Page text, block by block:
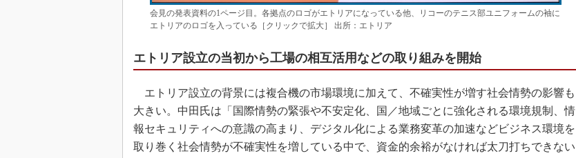
会見の発表資料の1ページ目。各拠点のロゴがエトリアになっている他、リコーのテニス部ユニフォームの袖に
エトリアのロゴを入っている［クリックで拡大］ 出所：エトリア
エトリア設立の当初から工場の相互活用などの取り組みを開始
エトリア設立の背景には複合機の市場環境に加えて、不確実性が増す社会情勢の影響も
大きい。中田氏は「国際情勢の緊張や不安定化、国／地域ごとに強化される環境規制、情
報セキュリティへの意識の高まり、デジタル化による業務変革の加速などビジネス環境を
取り巻く社会情勢が不確実性を増している中で、資金的余裕がなければ太刀打ちできない